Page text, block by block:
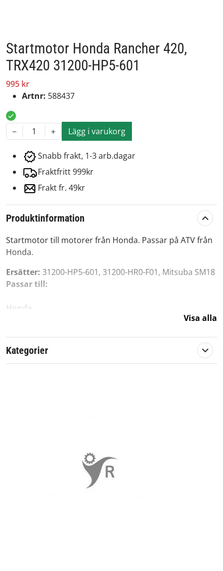
Startmotor Honda Rancher 420,
TRX420 31200-HP5-601
995 kr
Artnr: 588437
1 Lägg i varukorg
Snabb frakt, 1-3 arb.dagar
Fraktfritt 999kr
Frakt fr. 49kr
Produktinformation
Startmotor till motorer från Honda. Passar på ATV från
Honda.
Ersätter: 31200-HP5-601, 31200-HR0-F01, Mitsuba SM18
Passar till:
Honda
420 Rancher IRS (2019)
420 TRX FA (2009-2014)
500 TRX TRX FM (2012-2019)
Eftermarknadsreservdel.
Visa alla
Kategorier